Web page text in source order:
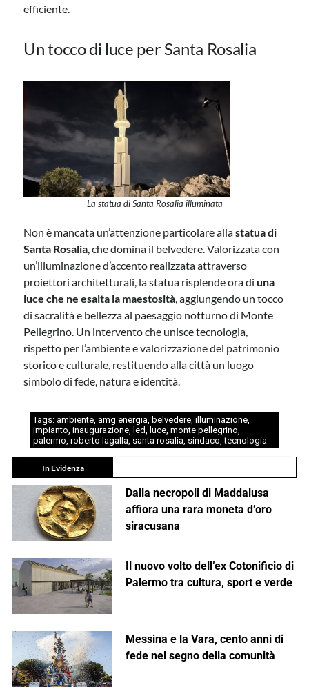
efficiente.
Un tocco di luce per Santa Rosalia
La statua di Santa Rosalia illuminata
Non è mancata un’attenzione particolare allastatua di
Santa Rosalia, che domina il belvedere. Valorizzata con
un’illuminazione d’accento realizzata attraverso
proiettori architetturali, la statua risplende ora diuna
luce che ne esalta la maestosità, aggiungendo un tocco
di sacralità e bellezza al paesaggio notturno di Monte
Pellegrino. Un intervento che unisce tecnologia,
rispetto per l’ambiente e valorizzazione del patrimonio
storico e culturale, restituendo alla città un luogo
simbolo di fede, natura e identità.
Tags: ambiente, amg energia, belvedere, illuminazione,
impianto, inaugurazione, led, luce, monte pellegrino,
palermo, roberto lagalla, santa rosalia, sindaco,tecnologia
In Evidenza
Dalla necropoli di Maddalusa
affiora una rara moneta d’oro
siracusana
Il nuovo volto dell’ex Cotonificio di
Palermo tra cultura, sport e verde
Messina e la Vara, cento anni di
fede nel segno della comunità